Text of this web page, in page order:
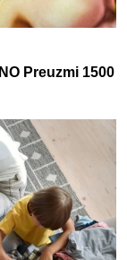
Preuzmi 1500